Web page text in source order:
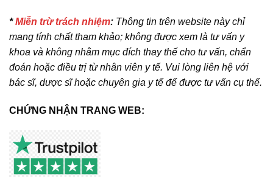
*Miễn trừ trách nhiệm: Thông tin trên website này chỉ
mang tính chất tham khảo; không được xem là tư vấn y
khoa và không nhằm mục đích thay thế cho tư vấn, chẩn
đoán hoặc điều trị từ nhân viên y tế. Vui lòng liên hệ với
bác sĩ, dược sĩ hoặc chuyên gia y tế để được tư vấn cụ thể.
CHỨNG NHẬN TRANG WEB: